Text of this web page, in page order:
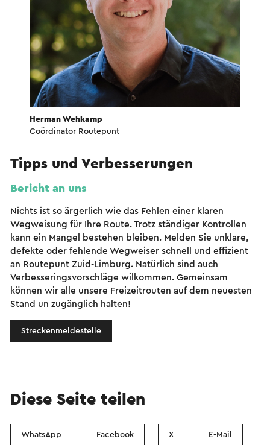
Herman Wehkamp
Coördinator Routepunt
Tipps und Verbesserungen
Bericht an uns
Nichts ist so ärgerlich wie das Fehlen einer klaren
Wegweisung für Ihre Route. Trotz ständiger Kontrollen
kann ein Mangel bestehen bleiben. Melden Sie unklare,
defekte oder fehlende Wegweiser schnell und effizient
an Routepunt Zuid-Limburg. Natürlich sind auch
Verbesseringsvorschläge wilkommen. Gemeinsam
können wir alle unsere Freizeitrouten auf dem neuesten
Stand un zugänglich halten!
Streckenmeldestelle
Diese Seite teilen
WhatsApp Facebook X E-Mail